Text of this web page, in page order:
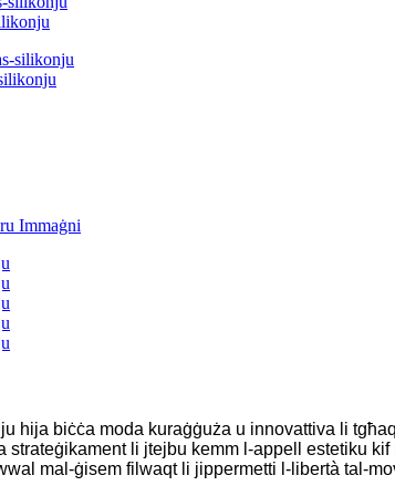
hija biċċa moda kuraġġuża u innovattiva li
strateġikament li jtejbu kemm l-appell estetiku
mal-ġisem filwaqt li jippermetti l-libertà tal-